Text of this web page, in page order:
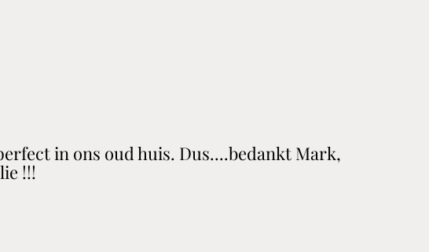
in ons oud huis. Dus....bedankt Mark,
!!!